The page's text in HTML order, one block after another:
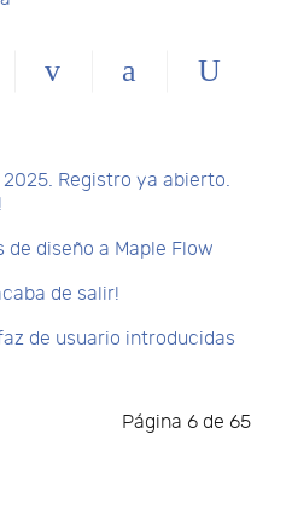
Registro ya abierto.
de diseño a Maple Flow
de salir!
de usuario introducidas
Página 6 de 65